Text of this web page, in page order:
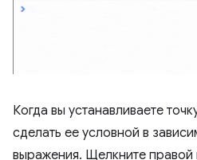
Когда вы устанавливаете
сделать ее условной в
выражения. Щелкните